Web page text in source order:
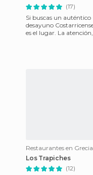
(17)
Si buscas un auténtico
desayuno
es el lugar. La
Restaurantes en Grecia
Los Trapiches
(12)